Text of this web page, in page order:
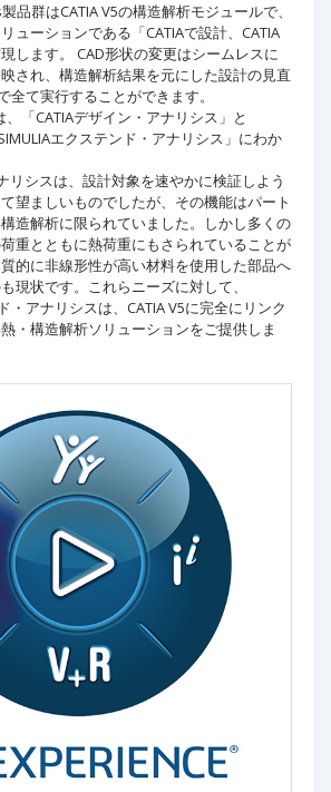
品群はCATIA V5の構造解析モジュールで、
ューションである「CATIAで設計、CATIA
します。 CAD形状の変更はシームレスに
され、構造解析結果を元にした設計の見直
全て実行することができます。
、「CATIAデザイン・アナリシス」と
エクステンド・アナリシス」にわか
リシスは、設計対象を速やかに検証しよう
望ましいものでしたが、その機能はパート
造解析に限られていました。しかし多くの
重とともに熱荷重にもさられていることが
的に非線形性が高い材料を使用した部品へ
現状です。これらニーズに対して、
・アナリシスは、CATIA V5に完全にリンク
・構造解析ソリューションをご提供しま